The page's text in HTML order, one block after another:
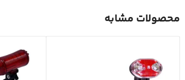
محصولات مشابه